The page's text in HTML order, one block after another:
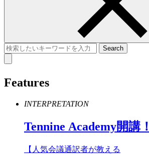
Features
INTERPRETATION
Tennine Academy開講
【人気会議通訳者が教える